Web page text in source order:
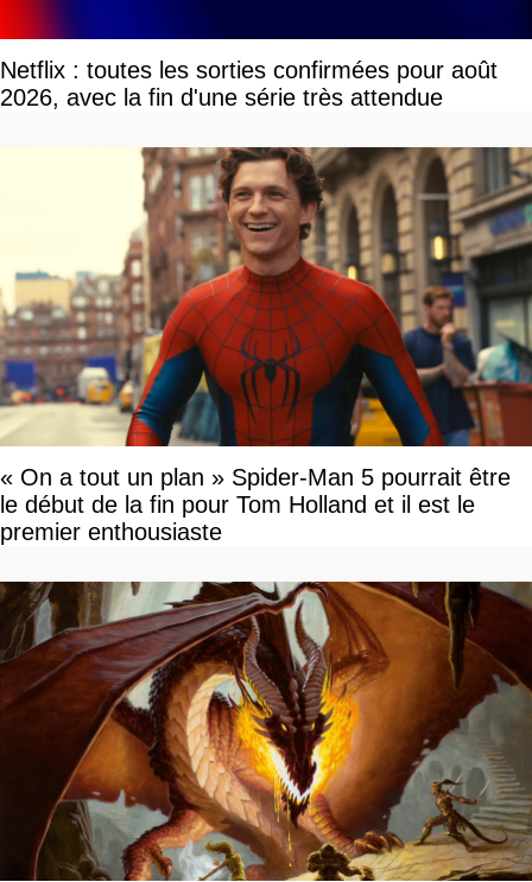
Netflix : toutes les sorties confirmées pour août
2026, avec la fin d'une série très attendue
« On a tout un plan » Spider-Man 5 pourrait être
le début de la fin pour Tom Holland et il est le
premier enthousiaste